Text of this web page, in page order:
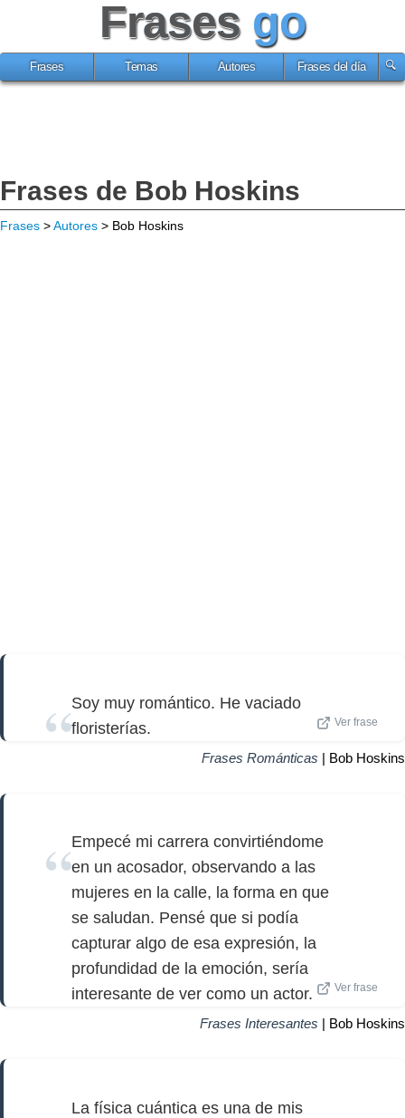
Frases go
Frases Temas Autores Frases del día
Frases de Bob Hoskins
Frases >Autores > Bob Hoskins
Soy muy romántico. He vaciado
floristerías.
Ver frase
Frases Románticas | Bob Hoskins
Empecé mi carrera convirtiéndome
en un acosador, observando a las
mujeres en la calle, la forma en que
se saludan. Pensé que si podía
capturar algo de esa expresión, la
profundidad de la emoción, sería
interesante de ver como un actor.
Ver frase
Frases Interesantes | Bob Hoskins
La física cuántica es una de mis